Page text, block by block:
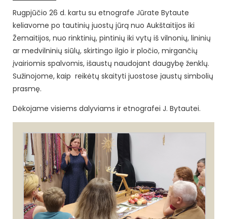
Rugpjūčio 26 d. kartu su etnografe Jūrate Bytaute
keliavome po tautinių juostų jūrą nuo Aukštaitijos iki
Žemaitijos, nuo rinktinių, pintinių iki vytų iš vilnonių, lininių
ar medvilninių siūlų, skirtingo ilgio ir pločio, mirgančių
įvairiomis spalvomis, išaustų naudojant daugybę ženklų.
Sužinojome, kaip reikėtų skaityti juostose įaustų simbolių
prasmę.
Dėkojame visiems dalyviams ir etnografei J. Bytautei.